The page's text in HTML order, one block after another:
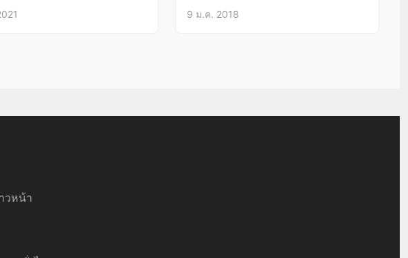
เหล้า ไม่สูบบุหรี่ แต่เรียน ป.ตรีไม่จบทั้ง
9 ม.ค. 2018
วหน้า